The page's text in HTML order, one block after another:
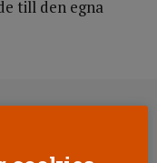
till den egna